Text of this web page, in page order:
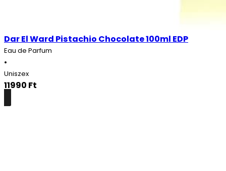
Dar El Ward Pistachio Chocolate 100ml EDP
Eau de Parfum
•
Uniszex
11990 Ft
Részletek